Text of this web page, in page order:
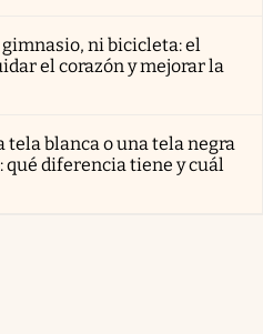
ni bicicleta: el
el corazón y mejorar la
tela blanca o una tela negra
qué diferencia tiene y cuál